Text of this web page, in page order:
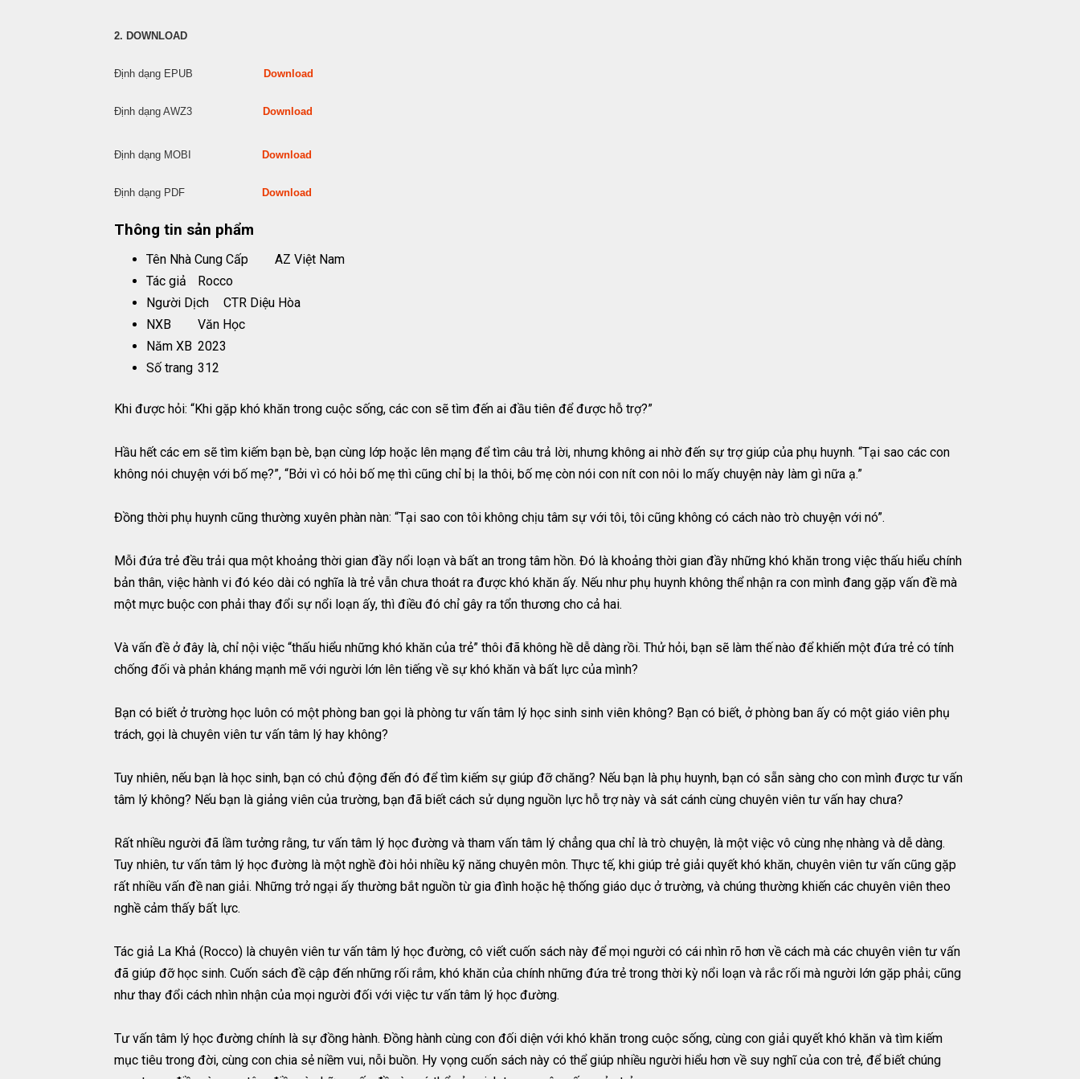
2. DOWNLOAD
Định dạng EPUB Download
Định dạng AWZ3 Download
Định dạng MOBI Download
Định dạng PDF Download
Thông tin sản phẩm
Tên Nhà Cung Cấp
AZ Việt Nam
Tác giả
Rocco
Người Dịch
CTR Diệu Hòa
NXB
Văn Học
Năm XB 2023
Số trang 312
Khi được hỏi: “Khi gặp khó khăn trong cuộc sống, các con sẽ tìm đến ai đầu tiên để được hỗ trợ?”
Hầu hết các em sẽ tìm kiếm bạn bè, bạn cùng lớp hoặc lên mạng để tìm câu trả lời, nhưng không ai nhờ đến sự trợ giúp của phụ huynh. “Tại sao các con
không nói chuyện với bố mẹ?”, “Bởi vì có hỏi bố mẹ thì cũng chỉ bị la thôi, bố mẹ còn nói con nít con nôi lo mấy chuyện này làm gì nữa ạ.”
Đồng thời phụ huynh cũng thường xuyên phàn nàn: “Tại sao con tôi không chịu tâm sự với tôi, tôi cũng không có cách nào trò chuyện với nó”.
Mỗi đứa trẻ đều trải qua một khoảng thời gian đầy nổi loạn và bất an trong tâm hồn. Đó là khoảng thời gian đầy những khó khăn trong việc thấu hiểu chính
bản thân, việc hành vi đó kéo dài có nghĩa là trẻ vẫn chưa thoát ra được khó khăn ấy. Nếu như phụ huynh không thể nhận ra con mình đang gặp vấn đề mà
một mực buộc con phải thay đổi sự nổi loạn ấy, thì điều đó chỉ gây ra tổn thương cho cả hai.
Và vấn đề ở đây là, chỉ nội việc “thấu hiểu những khó khăn của trẻ” thôi đã không hề dễ dàng rồi. Thử hỏi, bạn sẽ làm thế nào để khiến một đứa trẻ có tính
chống đối và phản kháng mạnh mẽ với người lớn lên tiếng về sự khó khăn và bất lực của mình?
Bạn có biết ở trường học luôn có một phòng ban gọi là phòng tư vấn tâm lý học sinh sinh viên không? Bạn có biết, ở phòng ban ấy có một giáo viên phụ
trách, gọi là chuyên viên tư vấn tâm lý hay không?
Tuy nhiên, nếu bạn là học sinh, bạn có chủ động đến đó để tìm kiếm sự giúp đỡ chăng? Nếu bạn là phụ huynh, bạn có sẵn sàng cho con mình được tư vấn
tâm lý không? Nếu bạn là giảng viên của trường, bạn đã biết cách sử dụng nguồn lực hỗ trợ này và sát cánh cùng chuyên viên tư vấn hay chưa?
Rất nhiều người đã lầm tưởng rằng, tư vấn tâm lý học đường và tham vấn tâm lý chẳng qua chỉ là trò chuyện, là một việc vô cùng nhẹ nhàng và dễ dàng.
Tuy nhiên, tư vấn tâm lý học đường là một nghề đòi hỏi nhiều kỹ năng chuyên môn. Thực tế, khi giúp trẻ giải quyết khó khăn, chuyên viên tư vấn cũng gặp
rất nhiều vấn đề nan giải. Những trở ngại ấy thường bắt nguồn từ gia đình hoặc hệ thống giáo dục ở trường, và chúng thường khiến các chuyên viên theo
nghề cảm thấy bất lực.
Tác giả La Khả (Rocco) là chuyên viên tư vấn tâm lý học đường, cô viết cuốn sách này để mọi người có cái nhìn rõ hơn về cách mà các chuyên viên tư vấn
đã giúp đỡ học sinh. Cuốn sách đề cập đến những rối rắm, khó khăn của chính những đứa trẻ trong thời kỳ nổi loạn và rắc rối mà người lớn gặp phải; cũng
như thay đổi cách nhìn nhận của mọi người đối với việc tư vấn tâm lý học đường.
Tư vấn tâm lý học đường chính là sự đồng hành. Đồng hành cùng con đối diện với khó khăn trong cuộc sống, cùng con giải quyết khó khăn và tìm kiếm
mục tiêu trong đời, cùng con chia sẻ niềm vui, nỗi buồn. Hy vọng cuốn sách này có thể giúp nhiều người hiểu hơn về suy nghĩ của con trẻ, để biết chúng